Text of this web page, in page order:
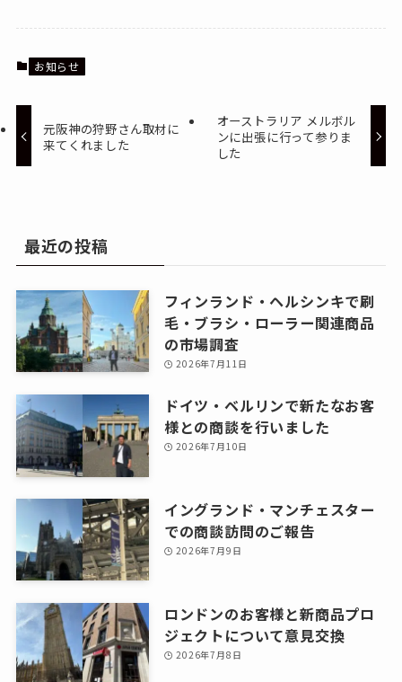
お知らせ
元阪神の狩野さん取材に
来てくれました
オーストラリア メルボル
ンに出張に行って参りま
した
最近の投稿
フィンランド・ヘルシンキで刷
毛・ブラシ・ローラー関連商品
の市場調査
2026年7月11日
ドイツ・ベルリンで新たなお客
様との商談を行いました
2026年7月10日
イングランド・マンチェスター
での商談訪問のご報告
2026年7月9日
ロンドンのお客様と新商品プロ
ジェクトについて意見交換
2026年7月8日